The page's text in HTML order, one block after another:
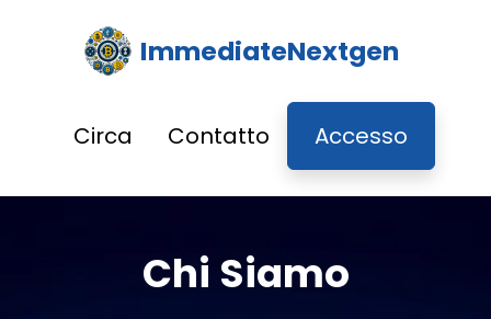
ImmediateNextgen
Circa Contatto Accesso
Chi Siamo